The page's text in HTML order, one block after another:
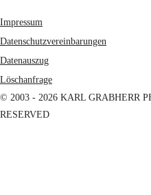
Impressum
Datenschutzvereinbarungen
Datenauszug
Löschanfrage
© 2003 - 2026 KARL GRABHERR
RESERVED